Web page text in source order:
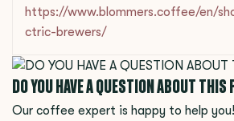
https://www.blommers.coffee/en/
ctric-brewers/
DO YOU HAVE A QUESTION ABOUT
Our coffee expert is happy to help you!